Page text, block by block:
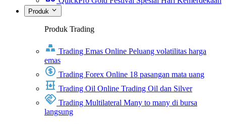
Produk
Produk Trading
Trading Emas Online Peluang volatilitas harga
emas
Trading Forex Online 18 pasangan mata uang
Trading Oil Online Trading Oil dan Silver
Trading Multilateral Many to many di bursa
langsung